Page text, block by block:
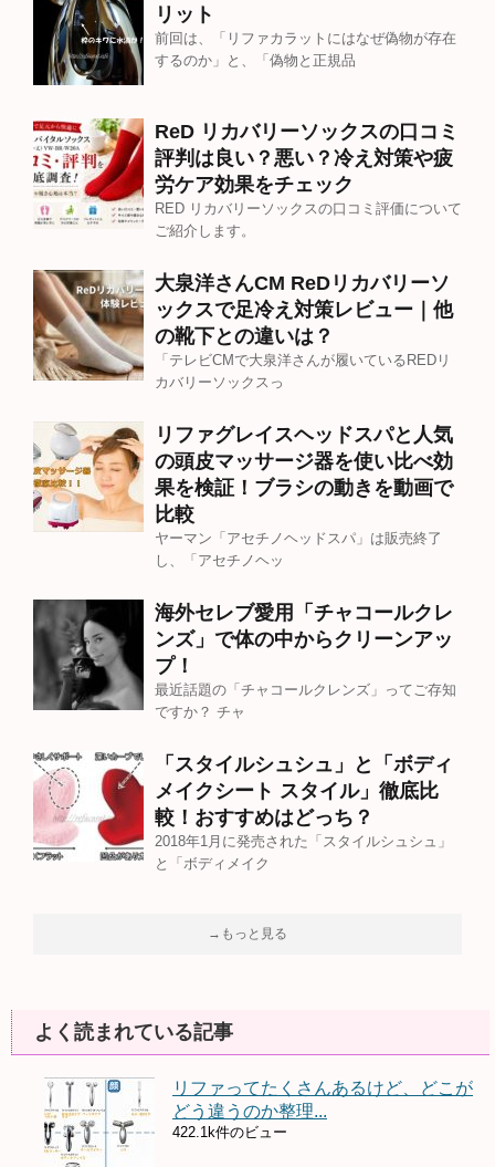
リット
前回は、「リファカラットにはなぜ偽物が存在
するのか」と、「偽物と正規品
ReD リカバリーソックスの口コミ
評判は良い？悪い？冷え対策や疲
労ケア効果をチェック
RED リカバリーソックスの口コミ評価について
ご紹介します。
大泉洋さんCM ReDリカバリーソ
ックスで足冷え対策レビュー｜他
の靴下との違いは？
「テレビCMで大泉洋さんが履いているREDリ
カバリーソックスっ
リファグレイスヘッドスパと人気
の頭皮マッサージ器を使い比べ効
果を検証！ブラシの動きを動画で
比較
ヤーマン「アセチノヘッドスパ」は販売終了
し、「アセチノヘッ
海外セレブ愛用「チャコールクレ
ンズ」で体の中からクリーンアッ
プ！
最近話題の「チャコールクレンズ」ってご存知
ですか？ チャ
「スタイルシュシュ」と「ボディ
メイクシート スタイル」徹底比
較！おすすめはどっち？
2018年1月に発売された「スタイルシュシュ」
と「ボディメイク
→もっと見る
よく読まれている記事
リファってたくさんあるけど、どこが
どう違うのか整理...
422.1k件のビュー